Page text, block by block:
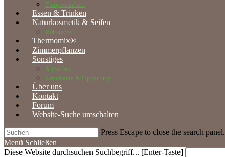
Tiergesundheit
Essen & Trinken
Naturkosmetik & Seifen
Rohstoffe
Thermomix®
Zimmerpflanzen
Sonstiges
Aktuelles
ZeroWaste & Upcycling
Über uns
Kontakt
Forum
Website-Suche umschalten
Press Escape to close the search panel.
Menü Schließen
Diese Website durchsuchen Suchbegriff... [Enter-Taste]